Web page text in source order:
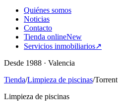
Quiénes somos
Noticias
Contacto
Tienda onlineNew
Servicios inmobiliarios↗
Desde 1988 · Valencia
Tienda/Limpieza de piscinas/Torrent
Limpieza de piscinas